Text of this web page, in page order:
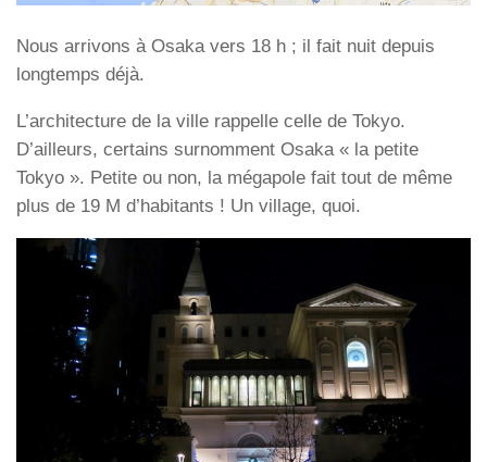
Nous arrivons à Osaka vers 18 h ; il fait nuit depuis
longtemps déjà.
L’architecture de la ville rappelle celle de Tokyo.
D’ailleurs, certains surnomment Osaka « la petite
Tokyo ». Petite ou non, la mégapole fait tout de même
plus de 19 M d’habitants ! Un village, quoi.